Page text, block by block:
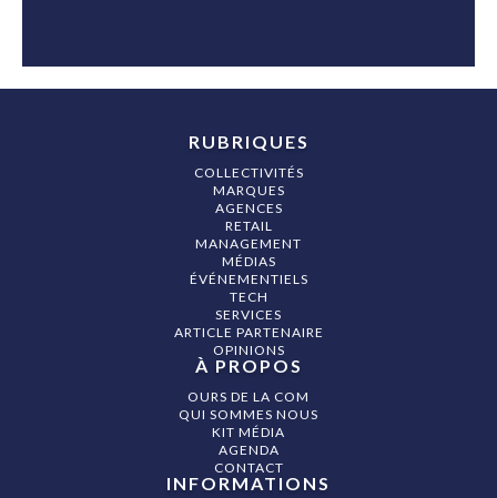
RUBRIQUES
COLLECTIVITÉS
MARQUES
AGENCES
RETAIL
MANAGEMENT
MÉDIAS
ÉVÉNEMENTIELS
TECH
SERVICES
ARTICLE PARTENAIRE
OPINIONS
À PROPOS
OURS DE LA COM
QUI SOMMES NOUS
KIT MÉDIA
AGENDA
CONTACT
INFORMATIONS